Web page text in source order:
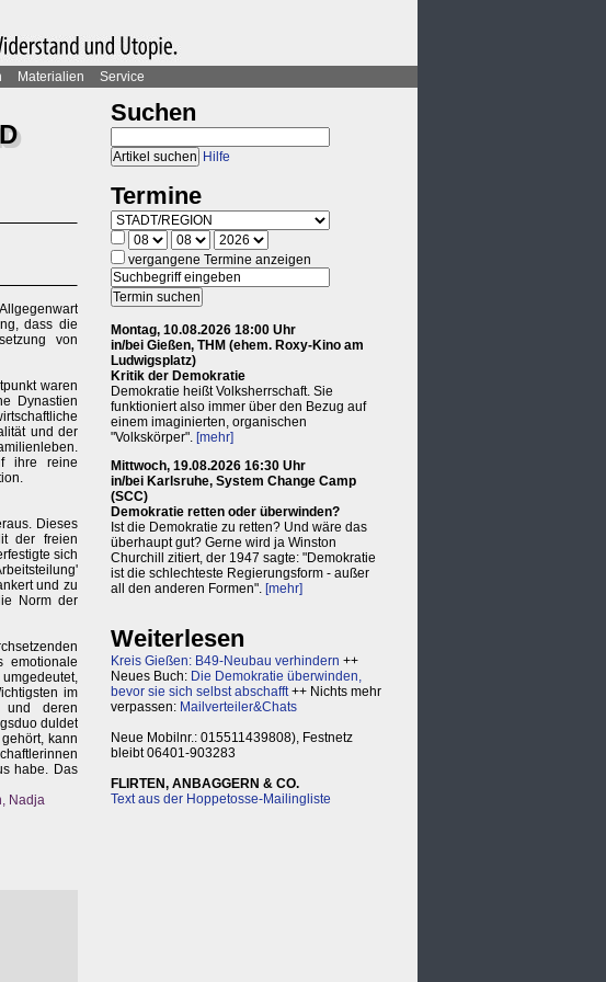
Materialien
Service
dass die
von
waren
Dynastien
und der
ihre reine
Dieses
der freien
sich
und zu
Norm der
emotionale
im
und deren
duldet
kann
habe. Das
Nadja
Suchen
Hilfe
Termine
vergangene Termine anzeigen
Montag, 10.08.2026 18:00 Uhr
in/bei Gießen, THM (ehem. Roxy-Kino am
Ludwigsplatz)
Kritik der Demokratie
Demokratie heißt Volksherrschaft. Sie
funktioniert also immer über den Bezug auf
einem imaginierten, organischen
"Volkskörper". [mehr]
Mittwoch, 19.08.2026 16:30 Uhr
in/bei Karlsruhe, System Change Camp
(SCC)
Demokratie retten oder überwinden?
Ist die Demokratie zu retten? Und wäre das
überhaupt gut? Gerne wird ja Winston
Churchill zitiert, der 1947 sagte: "Demokratie
ist die schlechteste Regierungsform - außer
all den anderen Formen". [mehr]
Weiterlesen
Kreis Gießen: B49-Neubau verhindern ++
Neues Buch: Die Demokratie überwinden,
bevor sie sich selbst abschafft++ Nichts mehr
verpassen: Mailverteiler&Chats
Neue Mobilnr.: 015511439808), Festnetz
bleibt 06401-903283
FLIRTEN, ANBAGGERN & CO.
Text aus der Hoppetosse-Mailingliste